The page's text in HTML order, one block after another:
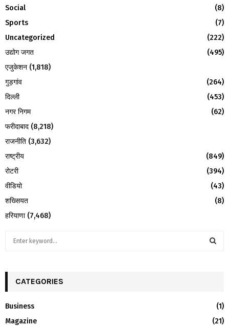
Social
(8)
Sports
(7)
Uncategorized
(222)
उद्योग जगत
(495)
एजुकेशन (1,818)
गुड़गांव
(264)
दिल्ली
(453)
नगर निगम
(62)
फरीदाबाद (8,218)
राजनीति (3,632)
राष्ट्रीय
(849)
रोटरी
(394)
वीडियो
(43)
शख्सियत
(8)
हरियाणा(7,468)
h
o
r
R
CATEGORIES
Business
(1)
Magazine
(21)